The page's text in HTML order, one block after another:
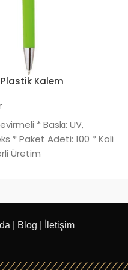
Kalem
* Baskı: UV,
* Paket Adeti: 100 * Koli
Üretim
Blog İletişim